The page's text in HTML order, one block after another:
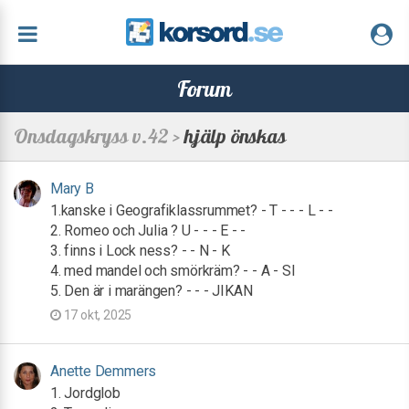
Forum
Onsdagskryss v.42 >hjälp önskas
Mary B
1.kanske i Geografiklassrummet? - T - - - L - -
2. Romeo och Julia ? U - - - E - -
3. finns i Lock ness? - - N - K
4. med mandel och smörkräm? - - A - SI
5. Den är i marängen? - - - JIKAN
17 okt, 2025
Anette Demmers
1. Jordglob